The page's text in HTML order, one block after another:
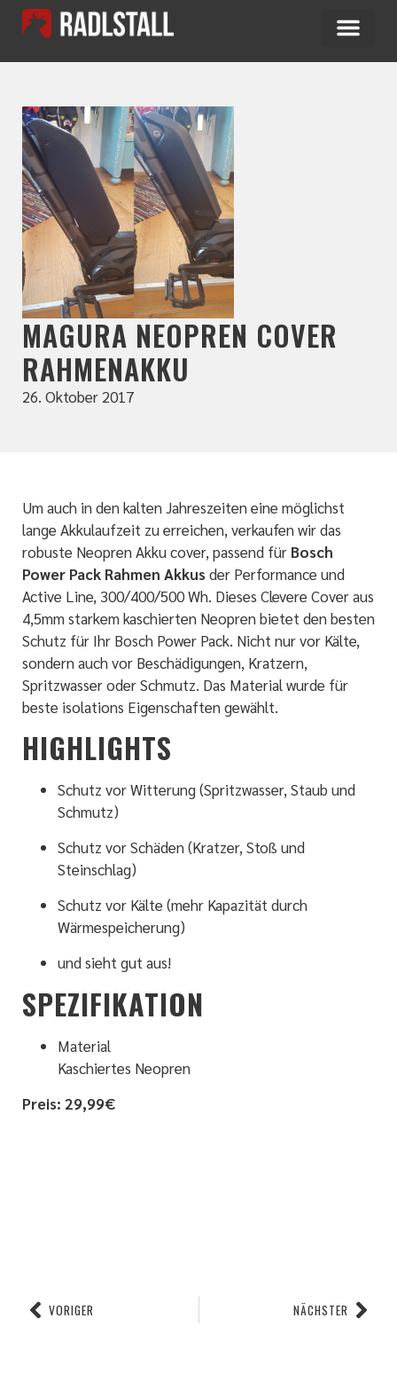
MAGURA NEOPREN COVER
RAHMENAKKU
26. Oktober 2017
Um auch in den kalten Jahreszeiten eine möglichst
lange Akkulaufzeit zu erreichen, verkaufen wir das
robuste Neopren Akku cover, passend für Bosch
Power Pack Rahmen Akkus der Performance und
Active Line, 300/400/500 Wh. Dieses Clevere Cover aus
4,5mm starkem kaschierten Neopren bietet den besten
Schutz für Ihr Bosch Power Pack. Nicht nur vor Kälte,
sondern auch vor Beschädigungen, Kratzern,
Spritzwasser oder Schmutz. Das Material wurde für
beste isolations Eigenschaften gewählt.
HIGHLIGHTS
Schutz vor Witterung (Spritzwasser, Staub und
Schmutz)
Schutz vor Schäden (Kratzer, Stoß und
Steinschlag)
Schutz vor Kälte (mehr Kapazität durch
Wärmespeicherung)
und sieht gut aus!
SPEZIFIKATION
Material
Kaschiertes Neopren
Preis: 29,99€
VORIGER NÄCHSTER